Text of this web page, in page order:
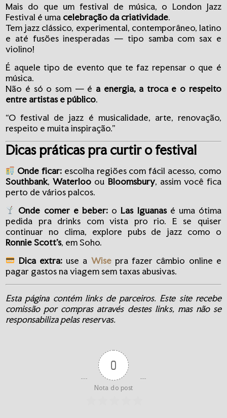
Mais do que um festival de música, o London Jazz
Festival é uma celebração da criatividade.
Tem jazz clássico, experimental, contemporâneo, latino
e até fusões inesperadas — tipo samba com sax e
violino!
É aquele tipo de evento que te faz repensar o que é
música.
Não é só o som — é a energia, a troca e o respeito
entre artistas e público.
“O festival de jazz é musicalidade, arte, renovação,
respeito e muita inspiração.”
Dicas práticas pra curtir o festival
Onde ficar: escolha regiões com fácil acesso, como
Southbank,Waterloo ou Bloomsbury, assim você fica
perto de vários palcos.
Onde comer e beber:o Las Iguanasé uma ótima
pedida pra drinks com vista pro rio. E se quiser
continuar no clima, explore pubs de jazz como o
Ronnie Scott’s, em Soho.
Dica extra:use a Wisepra fazer câmbio online e
pagar gastos na viagem sem taxas abusivas.
Esta página contém links de parceiros. Este site recebe
comissão por compras através destes links, mas não se
responsabiliza pelas reservas.
0
Nota do post